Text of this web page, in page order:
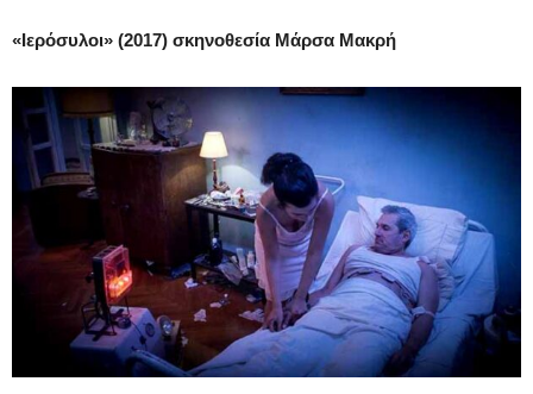
«Ιερόσυλοι» (2017) σκηνοθεσία Μάρσα Μακρή